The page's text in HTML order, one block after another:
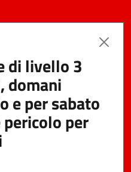
di livello 3
domani
e per sabato
per